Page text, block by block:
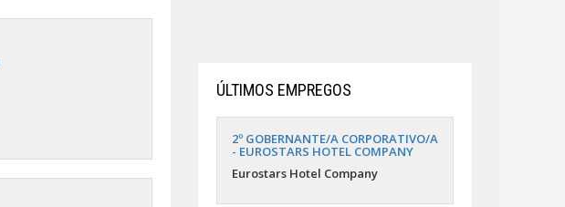
ÚLTIMOS EMPREGOS
2º GOBERNANTE/A CORPORATIVO/A
- EUROSTARS HOTEL COMPANY
Eurostars Hotel Company